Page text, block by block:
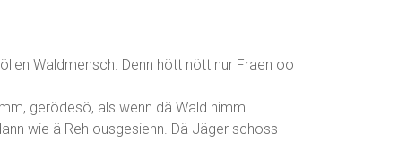
Waldmensch. Denn hött nött nur Fraen oo
gerödesö, als wenn dä Wald himm
wie ä Reh ousgesiehn. Dä Jäger schoss